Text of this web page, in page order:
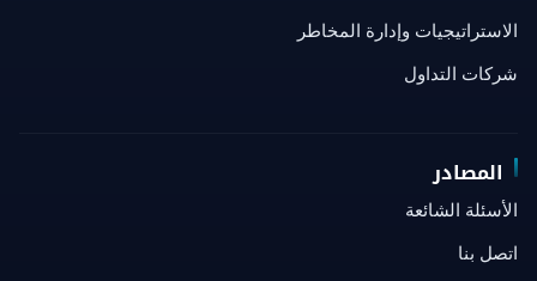
الاستراتيجيات وإدارة المخاطر
شركات التداول
المصادر
الأسئلة الشائعة
اتصل بنا